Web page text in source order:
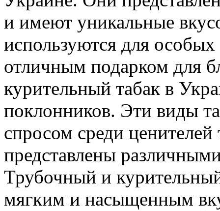
и имеют уникальные
используются для
отличным подарком для
курительный табак в
поклонников. Эти виды
спросом среди
представлены
Трубочный и
мягким и насыщенным